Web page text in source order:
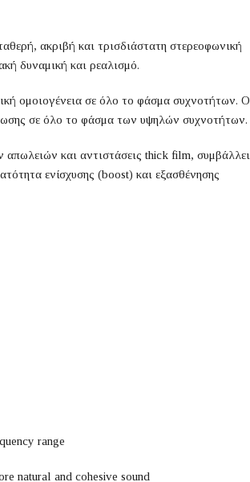
ακριβή και τρισδιάστατη στερεοφωνική
δυναμική και ρεαλισμό.
ομοιογένεια σε όλο το φάσμα συχνοτήτων. Ο
σε όλο το φάσμα των υψηλών συχνοτήτων.
απωλειών και αντιστάσεις thick film, συμβάλλει
ενίσχυσης (boost) και εξασθένησης
range
natural and cohesive sound